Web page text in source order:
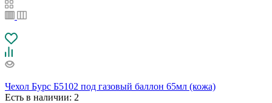
Чехол Бурс Б5102 под газовый баллон 65мл (кожа)
Есть в наличии: 2